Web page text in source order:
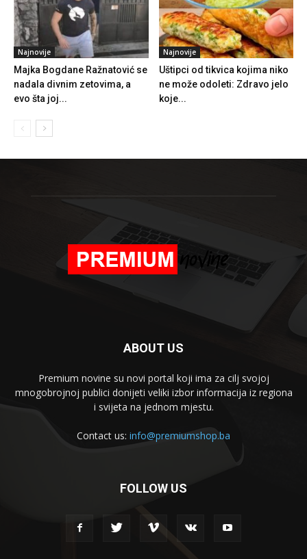
Najnovije
Majka Bogdane Ražnatović se
nadala divnim zetovima, a
evo šta joj...
Najnovije
Uštipci od tikvica kojima niko
ne može odoleti: Zdravo jelo
koje...
ABOUT US
Premium novine su novi portal koji ima za cilj svojoj
mnogobrojnoj publici donijeti veliki izbor informacija iz regiona
i svijeta na jednom mjestu.
Contact us: info@premiumshop.ba
FOLLOW US